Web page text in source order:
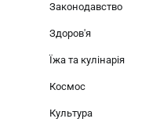
Законодавство
Здоров'я
Їжа та кулінарія
Космос
Культура